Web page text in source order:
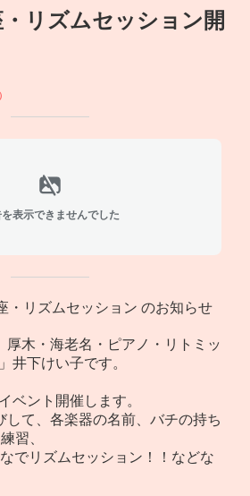
リズムセッション開
を表示できませんでした
・リズムセッション のお知らせ
厚木・海老名・ピアノ・リトミッ
井下けい子です。
ベント開催します。
して、各楽器の名前、バチの持ち
習、
でリズムセッション！！などな